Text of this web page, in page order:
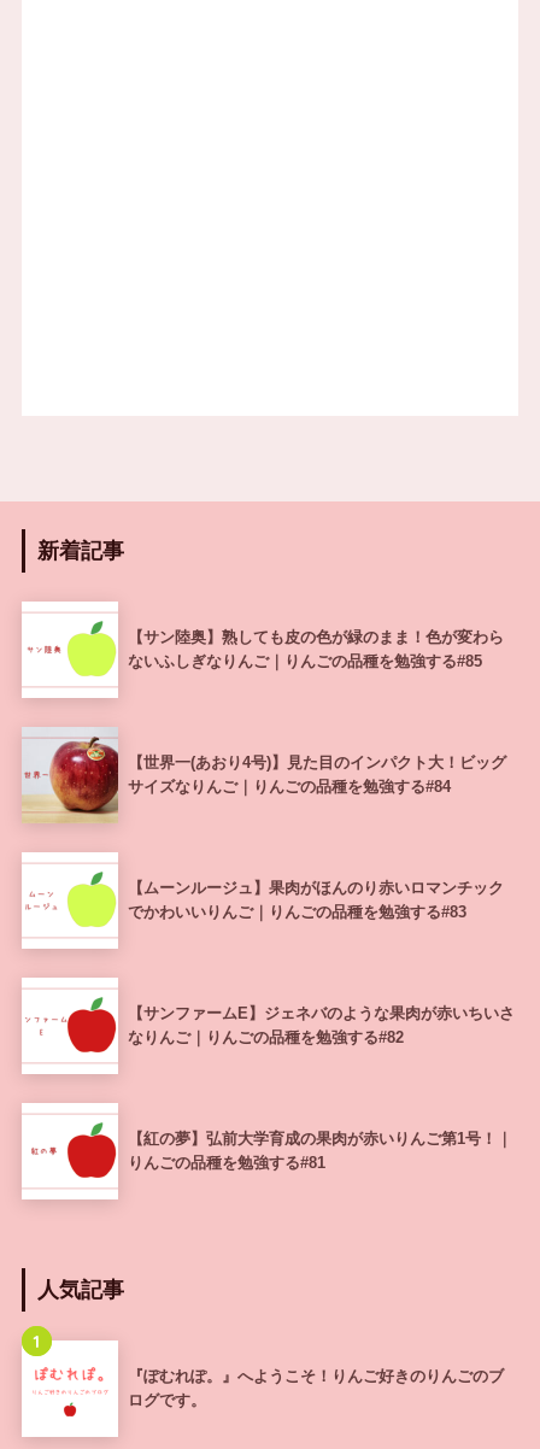
新着記事
【サン陸奥】熟しても皮の色が緑のまま！色が変わら
ないふしぎなりんご｜りんごの品種を勉強する#85
【世界一(あおり4号)】見た目のインパクト大！ビッグ
サイズなりんご｜りんごの品種を勉強する#84
【ムーンルージュ】果肉がほんのり赤いロマンチック
でかわいいりんご｜りんごの品種を勉強する#83
【サンファームE】ジェネバのような果肉が赤いちいさ
なりんご｜りんごの品種を勉強する#82
【紅の夢】弘前大学育成の果肉が赤いりんご第1号！｜
りんごの品種を勉強する#81
人気記事
1
『ぽむれぽ。』へようこそ！りんご好きのりんごのブ
ログです。